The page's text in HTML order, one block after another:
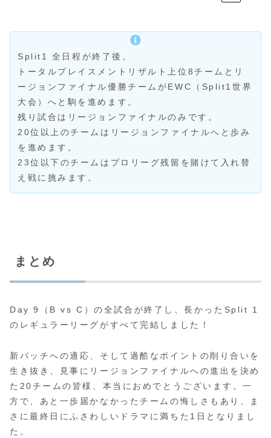
Split1 全日程が終了後。
トータルプレイスメントリザルト上位8チームとリ
ージョンファイナル優勝チームがEWC（Split1世界
大会）へと駒を進めます。
残り試合はリージョンファイナルのみです。
20位以上のチームはリージョンファイナルへと歩み
を進めます。
23位以下のチームはプロリーグ残留を賭けて入れ替
え戦に挑みます。
まとめ
Day 9（B vs C）の全試合が終了し、長かったSplit 1
のレギュラーリーグがすべて完結しました！
新パッチへの適応、そして過酷なポイントの削り合いを
生き抜き、見事にリージョンファイナルへの進出を決め
た20チームの皆様、本当におめでとうございます。一
方で、あと一歩届かなかったチームの悔しさもあり、ま
さに最終日にふさわしいドラマに満ちた1日となりまし
た。